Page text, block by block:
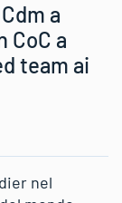
a
CoC a
team ai
nel